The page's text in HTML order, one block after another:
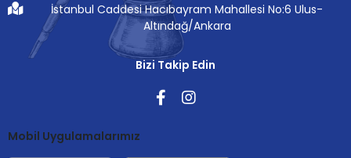
İstanbul Caddesi Hacıbayram Mahallesi No:6 Ulus-
Altındağ/Ankara
Bizi Takip Edin
Mobil Uygulamalarımız